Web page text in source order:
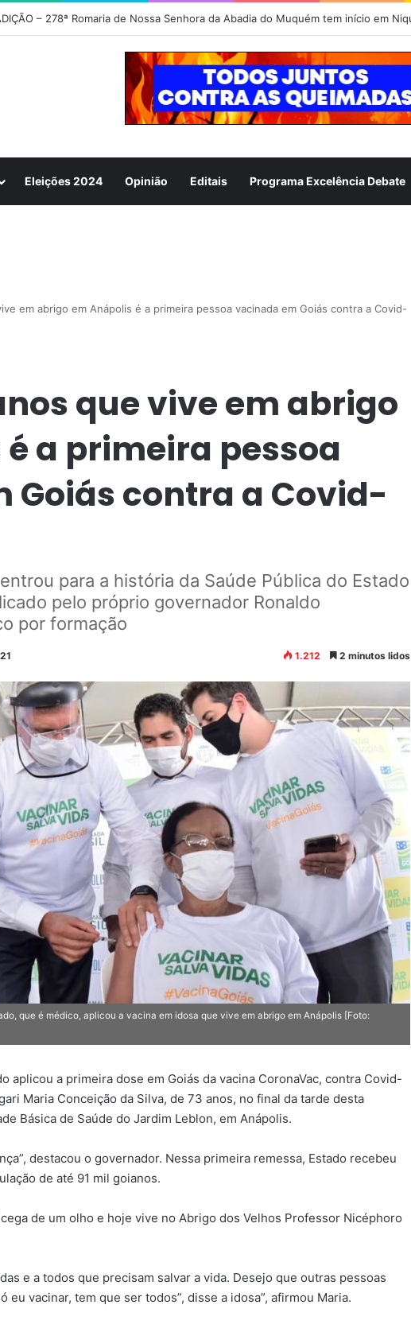
Eleições 2024 Opinião Editais Programa Excelência Debate
em abrigo em Anápolis é a primeira pessoa vacinada em Goiás contra a Covid-
que vive em abrigo
a primeira pessoa
Goiás contra a Covid-
para a história da Saúde Pública do Estado
pelo próprio governador Ronaldo
por formação
1.212 2 minutos lidos
que é médico, aplicou a vacina em idosa que vive em abrigo em Anápolis [Foto:
aplicou a primeira dose em Goiás da vacina CoronaVac, contra Covid-
Maria Conceição da Silva, de 73 anos, no final da tarde desta
Básica de Saúde do Jardim Leblon, em Anápolis.
destacou o governador. Nessa primeira remessa, Estado recebeu
de até 91 mil goianos.
de um olho e hoje vive no Abrigo dos Velhos Professor Nicéphoro
e a todos que precisam salvar a vida. Desejo que outras pessoas
eu vacinar, tem que ser todos”, disse a idosa”, afirmou Maria.